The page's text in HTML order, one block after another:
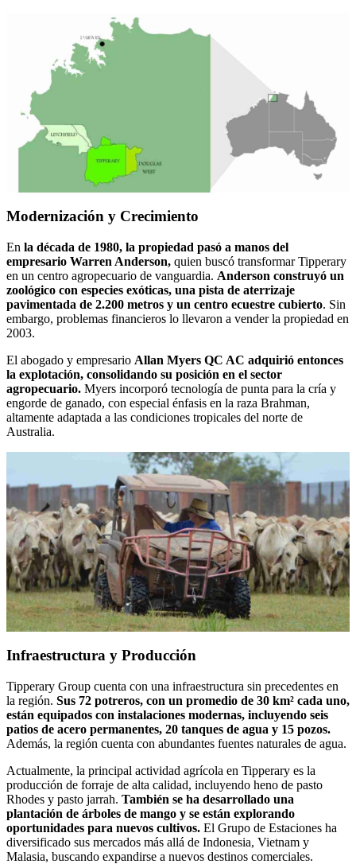
Modernización y Crecimiento
En la década de 1980, la propiedad pasó a manos del
empresario Warren Anderson, quien buscó transformar Tipperary
en un centro agropecuario de vanguardia. Anderson construyó un
zoológico con especies exóticas, una pista de aterrizaje
pavimentada de 2.200 metros y un centro ecuestre cubierto. Sin
embargo, problemas financieros lo llevaron a vender la propiedad en
2003.
El abogado y empresario Allan Myers QC AC adquirió entonces
la explotación, consolidando su posición en el sector
agropecuario. Myers incorporó tecnología de punta para la cría y
engorde de ganado, con especial énfasis en la raza Brahman,
altamente adaptada a las condiciones tropicales del norte de
Australia.
Infraestructura y Producción
Tipperary Group cuenta con una infraestructura sin precedentes en
la región. Sus 72 potreros, con un promedio de 30 km² cada uno,
están equipados con instalaciones modernas, incluyendo seis
patios de acero permanentes, 20 tanques de agua y 15 pozos.
Además, la región cuenta con abundantes fuentes naturales de agua.
Actualmente, la principal actividad agrícola en Tipperary es la
producción de forraje de alta calidad, incluyendo heno de pasto
Rhodes y pasto jarrah. También se ha desarrollado una
plantación de árboles de mango y se están explorando
oportunidades para nuevos cultivos. El Grupo de Estaciones ha
diversificado sus mercados más allá de Indonesia, Vietnam y
Malasia, buscando expandirse a nuevos destinos comerciales.